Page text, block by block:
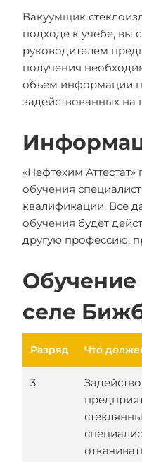
Вакуумщик
подходе к учебе, вы
руководителем
получения
объем информации
задействованных на
«Нефтехим
обучения
квалификации. Все
обучения будет
другую профессию,
Обучение
селе
Разряд Что
3